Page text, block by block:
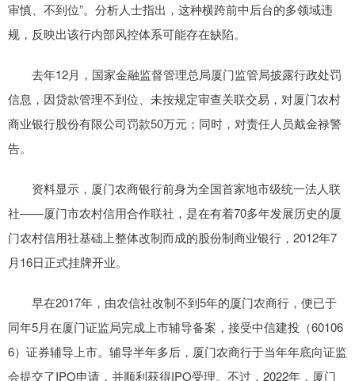
审慎、不到位”。分析人士指出，这种横跨前中后台的多领域违
规，反映出该行内部风控体系可能存在缺陷。
去年12月，国家金融监督管理总局厦门监管局披露行政处罚
信息，因贷款管理不到位、未按规定审查关联交易，对厦门农村
商业银行股份有限公司罚款50万元；同时，对责任人员戴金禄警
告。
资料显示，厦门农商银行前身为全国首家地市级统一法人联
社——厦门市农村信用合作联社，是在有着70多年发展历史的厦
门农村信用社基础上整体改制而成的股份制商业银行，2012年7
月16日正式挂牌开业。
早在2017年，由农信社改制不到5年的厦门农商行，便已于
同年5月在厦门证监局完成上市辅导备案，接受中信建投（60106
6）证券辅导上市。辅导半年多后，厦门农商行于当年年底向证监
会提交了IPO申请，并顺利获得IPO受理。不过，2022年，厦门